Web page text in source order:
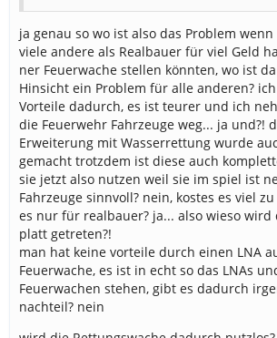
ja genau so wo ist also das Problem
viele andere als Realbauer für viel Geld
ner Feuerwache stellen könnten, wo ist
Hinsicht ein Problem für alle anderen?
Vorteile dadurch, es ist teurer und ich
die Feuerwehr Fahrzeuge weg... ja und?!
Erweiterung mit Wasserrettung wurde
gemacht trotzdem ist diese auch
sie jetzt also nutzen weil sie im spiel ist
Fahrzeuge sinnvoll? nein, kostes es viel
es nur für realbauer? ja... also wieso wird
platt getreten?!
man hat keine vorteile durch einen LNA
Feuerwache, es ist in echt so das LNAs
Feuerwachen stehen, gibt es dadurch
nachteil? nein